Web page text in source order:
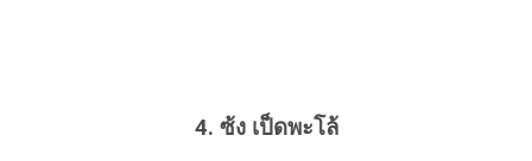
4. ซ้ง เป็ดพะโล้